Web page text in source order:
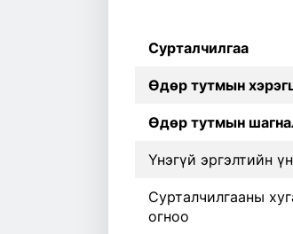
Сурталчилгаа
Өдөр тутмын
Өдөр тутмын
Үнэгүй эргэлтийн
Сурталчилгааны
огноо